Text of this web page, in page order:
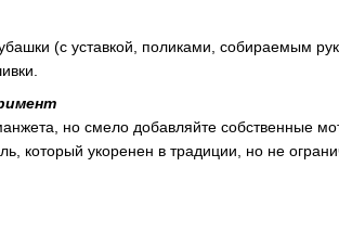
(с уставкой, поликами, собираемым
но смело добавляйте собственные
который укоренен в традиции, но не